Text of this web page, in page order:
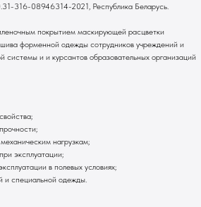
316-08946314-2021, Республика Беларусь.
покрытием маскирующей расцветки
форменной одежды сотрудников учреждений и
системы и и курсантов образовательных организаций
нагрузкам;
эксплуатации;
в полевых условиях;
и специальной одежды.